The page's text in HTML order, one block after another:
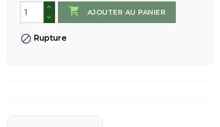
 AJOUTER AU PANIER
 Rupture